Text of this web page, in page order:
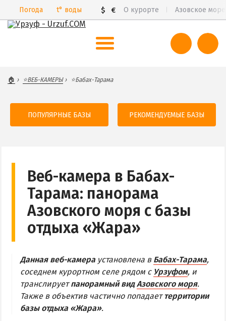
Погода t° воды $ € О курорте Азовское море
Курорты Урзуфа в 3D
Цены 2026
САМ УРЗУФ
БАБАХ-ТАРАМА
БЕЛОСАРАЙСКАЯ КОСА
МЕЛЕКИНО
ЯЛТА
ЧАСТНЫЙ СЕКТОР
ПИТАНИЕ
РАЗВЛЕЧЕНИЯ
🏠 ⭐️ВЕБ-КАМЕРЫ ⭐Бабах-Тарама
ПОПУЛЯРНЫЕ БАЗЫ РЕКОМЕНДУЕМЫЕ БАЗЫ
Веб-камера в Бабах-
Тарама: панорама
Азовского моря с базы
отдыха «Жара»
Данная веб-камера установлена в Бабах-Тарама,
соседнем курортном селе рядом с Урзуфом, и
транслируетпанорамный видАзовского моря.
Также в объектив частично попадает территории
базы отдыха «Жара».